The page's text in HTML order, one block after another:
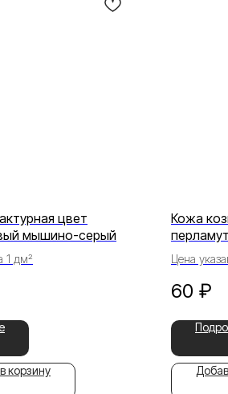
цвет
мышино-серый
1 дм²
корзину
Кожа
Цена
60 ₽